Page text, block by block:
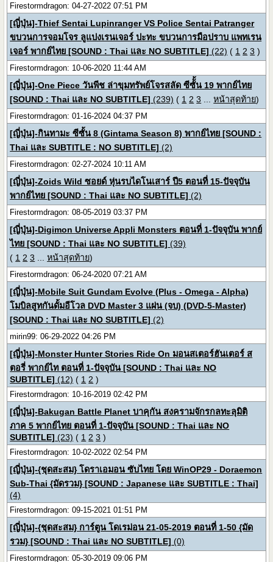
Firestormdragon: 04-27-2022 07:51 PM
[ญี่ปุ่น]-Thief Sentai Lupinranger VS Police Sentai Patranger
ขบวนการจอมโจร ลูแปงเรนเจอร์ ปะทะ ขบวนการมือปราบ แพทเรน
เจอร์ พากย์ไทย [SOUND : Thai และ NO SUBTITLE] (22) ( 1 2 3 )
Firestormdragon: 10-06-2020 11:44 AM
[ญี่ปุ่น]-One Piece วันพีช ล่าขุมทรัพย์โจรสลัด ซีซัั้น 19 พากย์ไทย
[SOUND : Thai และ NO SUBTITLE] (239) ( 1 2 3 ...หน้าสุดท้าย)
Firestormdragon: 01-16-2024 04:37 PM
[ญี่ปุ่น]-กินทามะ ซีซั้น 8 (Gintama Season 8) พากย์ไทย [SOUND :
Thai และ SUBTITLE : NO SUBTITLE] (2)
Firestormdragon: 02-27-2024 10:11 AM
[ญี่ปุ่น]-Zoids Wild ซอยด์ หุ่นรบไดโนเสาร์ ปี5 ตอนที่ 15-ปัจจุบัน
พากย์ไทย [SOUND : Thai และ NO SUBTITLE] (2)
Firestormdragon: 08-05-2019 03:37 PM
[ญี่ปุ่น]-Digimon Universe Appli Monsters ตอนที่ 1-ปัจจุบัน พากย์
ไทย [SOUND : Thai และ NO SUBTITLE] (39)
( 1 2 3 ...หน้าสุดท้าย)
Firestormdragon: 06-24-2020 07:21 AM
[ญี่ปุ่น]-Mobile Suit Gundam Evolve (Plus - Omega - Alpha)
โมบิลสูทกันดั้มอีโวล DVD Master 3 แผ่น (จบ) (DVD-5-Master)
[SOUND : Thai และ NO SUBTITLE] (2)
mirin99: 06-29-2022 04:26 PM
[ญี่ปุ่น]-Monster Hunter Stories Ride On มอนสเตอร์ฮันเตอร์ ส
ตอรี่ พากย์ไท ตอนที่ 1-ปัจจุบัน [SOUND : Thai และ NO
SUBTITLE] (12) ( 1 2 )
Firestormdragon: 10-16-2019 02:42 PM
[ญี่ปุ่น]-Bakugan Battle Planet บาคุกัน สงครามจักรกลทะลุมิติ
ภาค 5 พากย์ไทย ตอนที่ 1-ปัจจุบัน [SOUND : Thai และ NO
SUBTITLE] (23) ( 1 2 3 )
Firestormdragon: 10-02-2022 02:54 PM
[ญี่ปุ่น]-{ชุดสะสม} โดราเอมอน ซับไทย โดย WinOP29 - Doraemon
Sub-Thai {มัดรวม} [SOUND : Japanese และ SUBTITLE : Thai]
(4)
Firestormdragon: 09-15-2021 01:51 PM
[ญี่ปุ่น]-{ชุดสะสม} การ์ตูน โดเรม่อน 21-05-2019 ตอนที่ 1-50 {มัด
รวม} [SOUND : Thai และ NO SUBTITLE] (0)
Firestormdragon: 05-30-2019 09:06 PM